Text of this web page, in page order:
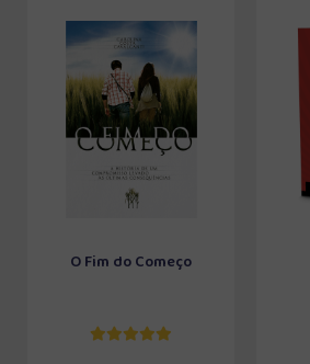
O Fim do Começo